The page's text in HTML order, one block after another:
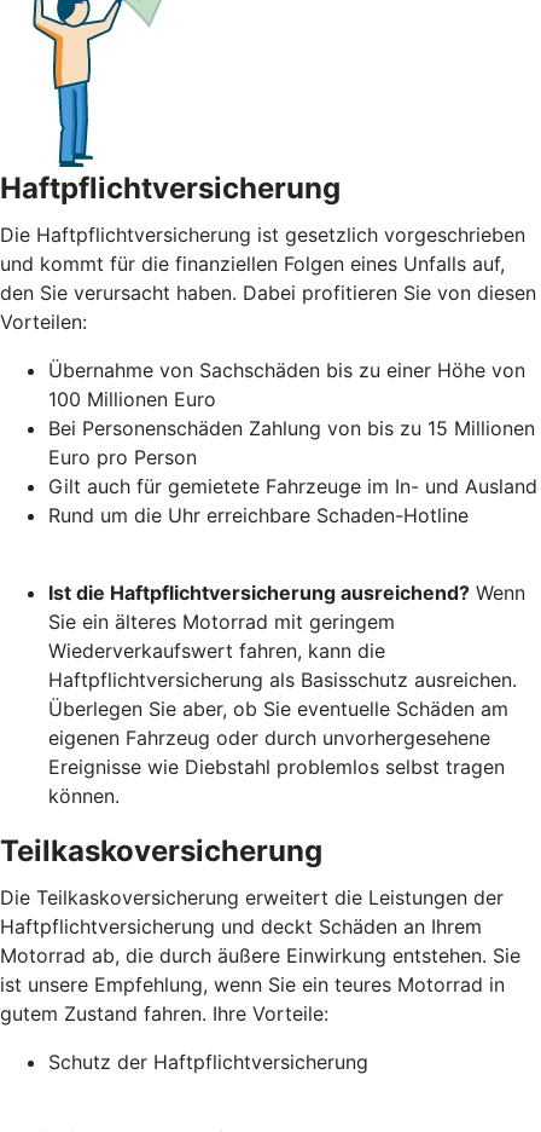
Haftpflichtversicherung
Die Haftpflichtversicherung ist gesetzlich vorgeschrieben
und kommt für die finanziellen Folgen eines Unfalls auf,
den Sie verursacht haben. Dabei profitieren Sie von diesen
Vorteilen:
Übernahme von Sachschäden bis zu einer Höhe von
100 Millionen Euro
Bei Personenschäden Zahlung von bis zu 15 Millionen
Euro pro Person
Gilt auch für gemietete Fahrzeuge im In- und Ausland
Rund um die Uhr erreichbare Schaden-Hotline
Ist die Haftpflichtversicherung ausreichend? Wenn
Sie ein älteres Motorrad mit geringem
Wiederverkaufswert fahren, kann die
Haftpflichtversicherung als Basisschutz ausreichen.
Überlegen Sie aber, ob Sie eventuelle Schäden am
eigenen Fahrzeug oder durch unvorhergesehene
Ereignisse wie Diebstahl problemlos selbst tragen
können.
Teilkaskoversicherung
Die Teilkaskoversicherung erweitert die Leistungen der
Haftpflichtversicherung und deckt Schäden an Ihrem
Motorrad ab, die durch äußere Einwirkung entstehen. Sie
ist unsere Empfehlung, wenn Sie ein teures Motorrad in
gutem Zustand fahren. Ihre Vorteile:
Schutz der Haftpflichtversicherung